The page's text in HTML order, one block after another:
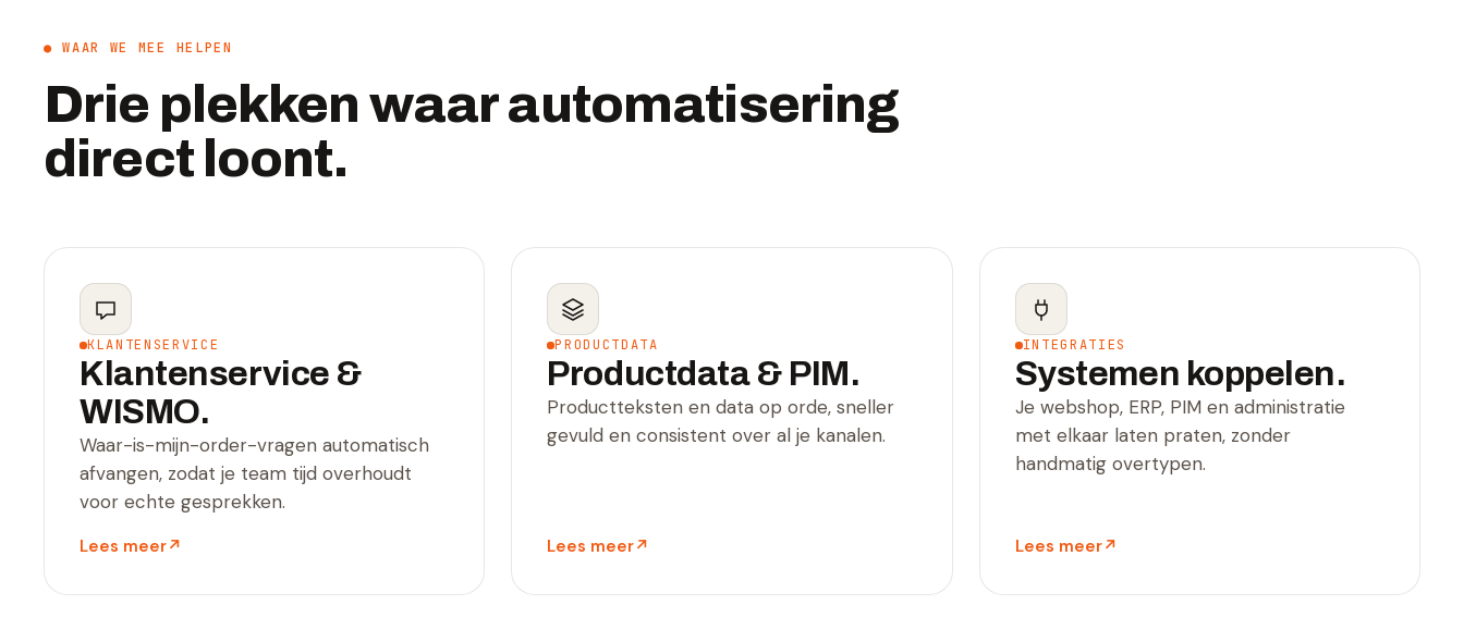
● WAAR WE MEE HELPEN
Drie plekken waar automatisering
direct loont.
KLANTENSERVICE
Klantenservice &
WISMO.
Waar-is-mijn-order-vragen automatisch
afvangen, zodat je team tijd overhoudt
voor echte gesprekken.
Lees meer↗
PRODUCTDATA
Productdata & PIM.
Productteksten en data op orde, sneller
gevuld en consistent over al je kanalen.
Lees meer↗
INTEGRATIES
Systemen koppelen.
Je webshop, ERP, PIM en administratie
met elkaar laten praten, zonder
handmatig overtypen.
Lees meer↗